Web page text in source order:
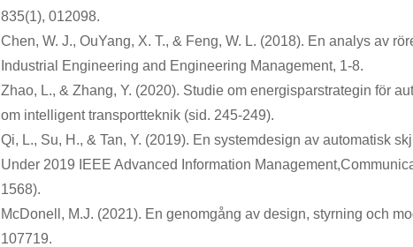
835(1), 012098.
Chen, W. J., OuYang, X. T., & Feng, W. L. (2018). En analys av
Industrial Engineering and Engineering Management, 1-8.
Zhao, L., & Zhang, Y. (2020). Studie om energisparstrategin för
om intelligent transportteknik (sid. 245-249).
Qi, L., Su, H., & Tan, Y. (2019). En systemdesign av automatisk
Under 2019 IEEE Advanced Information
1568).
McDonell, M.J. (2021). En genomgång av design, styrning och
107719.